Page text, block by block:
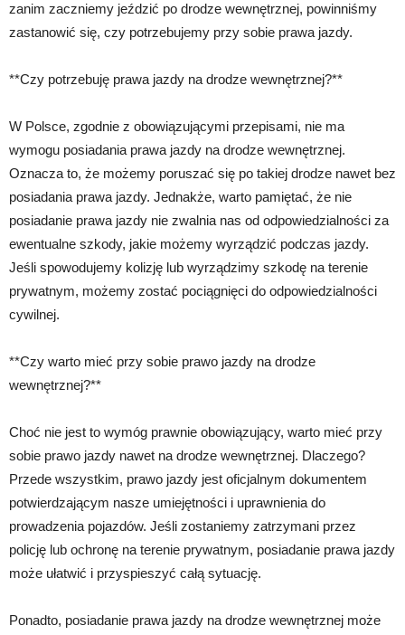
zanim zaczniemy jeździć po drodze wewnętrznej, powinniśmy
zastanowić się, czy potrzebujemy przy sobie prawa jazdy.
**Czy potrzebuję prawa jazdy na drodze wewnętrznej?**
W Polsce, zgodnie z obowiązującymi przepisami, nie ma
wymogu posiadania prawa jazdy na drodze wewnętrznej.
Oznacza to, że możemy poruszać się po takiej drodze nawet bez
posiadania prawa jazdy. Jednakże, warto pamiętać, że nie
posiadanie prawa jazdy nie zwalnia nas od odpowiedzialności za
ewentualne szkody, jakie możemy wyrządzić podczas jazdy.
Jeśli spowodujemy kolizję lub wyrządzimy szkodę na terenie
prywatnym, możemy zostać pociągnięci do odpowiedzialności
cywilnej.
**Czy warto mieć przy sobie prawo jazdy na drodze
wewnętrznej?**
Choć nie jest to wymóg prawnie obowiązujący, warto mieć przy
sobie prawo jazdy nawet na drodze wewnętrznej. Dlaczego?
Przede wszystkim, prawo jazdy jest oficjalnym dokumentem
potwierdzającym nasze umiejętności i uprawnienia do
prowadzenia pojazdów. Jeśli zostaniemy zatrzymani przez
policję lub ochronę na terenie prywatnym, posiadanie prawa jazdy
może ułatwić i przyspieszyć całą sytuację.
Ponadto, posiadanie prawa jazdy na drodze wewnętrznej może